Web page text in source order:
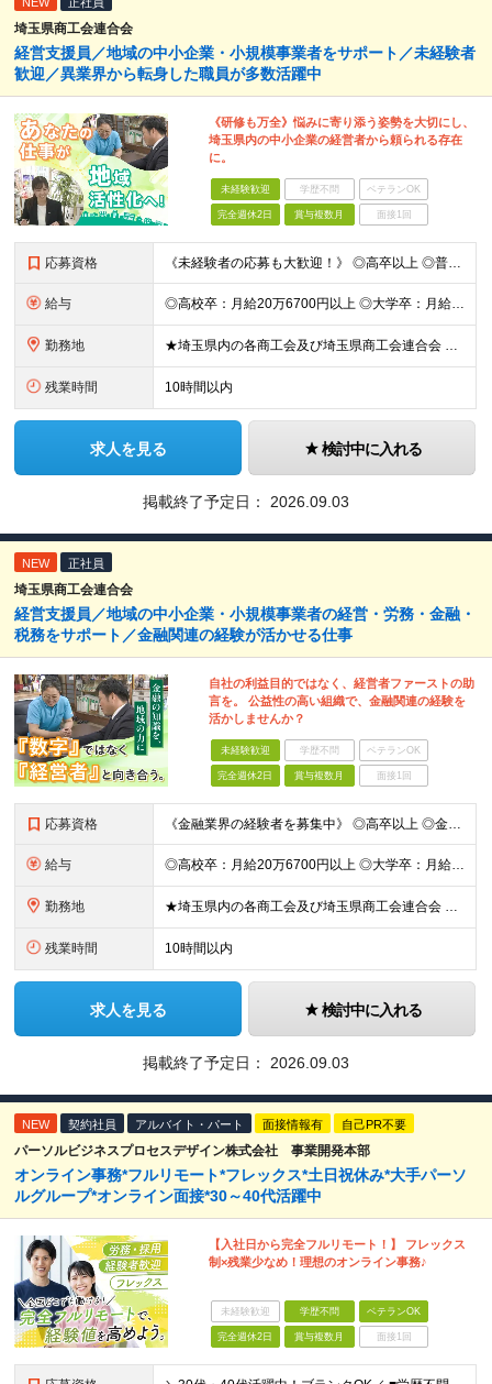
埼玉県商工会連合会
経営支援員／地域の中小企業・小規模事業者をサポート／未経験者
歓迎／異業界から転身した職員が多数活躍中
《研修も万全》悩みに寄り添う姿勢を大切にし、
埼玉県内の中小企業の経営者から頼られる存在
に。
未経験歓迎 学歴不問 ベテランOK
完全週休2日 賞与複数月 面接1回
応募資格 《未経験者の応募も大歓迎！》 ◎高卒以上 ◎普通自動車免許をお持ちの方（AT限定可・取得見込みもOK） ※経験・スキルのみならず、人物・意欲の部分も重視して選考を行っています。
給与 ◎高校卒：月給20万6700円以上 ◎大学卒：月給23万7600円以上 ※上記は新卒初任給の給料です。卒業後に一定の経歴がある場合は、経歴に応じた額が基本給に加算される場合があります。 【固定残業代
勤務地 ★埼玉県内の各商工会及び埼玉県商工会連合会 ◎鴻巣市商工会／埼玉県鴻巣市本町6-4-20 ◎桶川市商工会／埼玉県桶川市鴨川1-4-3 ◎鶴ヶ島市商工会／埼玉県鶴ヶ島市大字鶴ヶ丘855 ◎日高市商工会
残業時間 10時間以内
求人を見る 検討中に入れる
掲載終了予定日： 2026.09.03
NEW 正社員
埼玉県商工会連合会
経営支援員／地域の中小企業・小規模事業者の経営・労務・金融・
税務をサポート／金融関連の経験が活かせる仕事
自社の利益目的ではなく、経営者ファーストの助
言を。 公益性の高い組織で、金融関連の経験を
活かしませんか？
未経験歓迎 学歴不問 ベテランOK
完全週休2日 賞与複数月 面接1回
応募資格 《金融業界の経験者を募集中》 ◎高卒以上 ◎金融業界での何かしらの実務経験がある方 ◎普通自動車免許をお持ちの方（AT限定可・取得見込みもOK） ※経験・スキルのみならず、人物・意欲の部分も重視して選
給与 ◎高校卒：月給20万6700円以上 ◎大学卒：月給23万7600円以上 ※上記は新卒初任給の給料です。卒業後に一定の経歴がある場合は、経歴に応じた額が基本給に加算される場合があります。 【固定残業代
勤務地 ★埼玉県内の各商工会及び埼玉県商工会連合会 ◎鴻巣市商工会／埼玉県鴻巣市本町6-4-20 ◎桶川市商工会／埼玉県桶川市鴨川1-4-3 ◎鶴ヶ島市商工会／埼玉県鶴ヶ島市大字鶴ヶ丘855 ◎日高市商工会
残業時間 10時間以内
求人を見る 検討中に入れる
掲載終了予定日： 2026.09.03
NEW 契約社員 アルバイト・パート 面接情報有 自己PR不要
パーソルビジネスプロセスデザイン株式会社 事業開発本部
オンライン事務*フルリモート*フレックス*土日祝休み*大手パーソ
ルグループ*オンライン面接*30～40代活躍中
【入社日から完全フルリモート！】 フレックス
制×残業少なめ！理想のオンライン事務♪
未経験歓迎 学歴不問 ベテランOK
完全週休2日 賞与複数月 面接1回